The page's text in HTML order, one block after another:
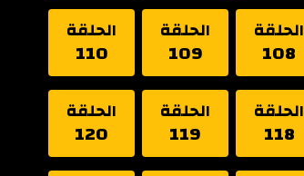
الحلقة
108
الحلقة
109
الحلقة
110
الحلقة
118
الحلقة
119
الحلقة
120